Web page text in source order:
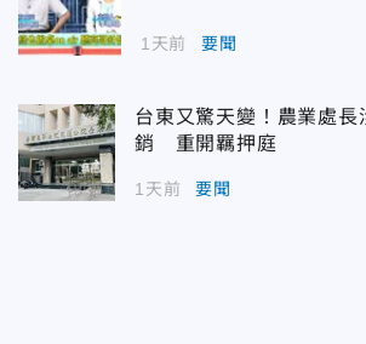
1天前 要聞
台東又驚天變！農業處長
銷 重開羈押庭
1天前 要聞